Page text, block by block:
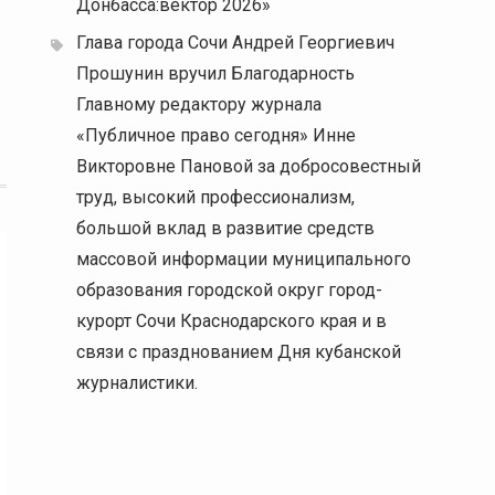
Донбасса:вектор 2026»
Глава города Сочи Андрей Георгиевич
Прошунин вручил Благодарность
Главному редактору журнала
«Публичное право сегодня» Инне
Викторовне Пановой за добросовестный
труд, высокий профессионализм,
большой вклад в развитие средств
массовой информации муниципального
образования городской округ город-
курорт Сочи Краснодарского края и в
связи с празднованием Дня кубанской
журналистики.